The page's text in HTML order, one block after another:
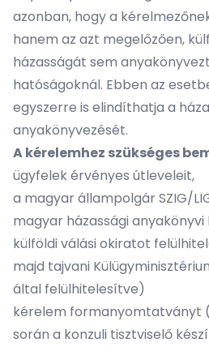
azonban, hogy a
hanem az azt megelőzően,
házasságát sem
hatóságoknál. Ebben az
egyszerre is elindíthatja a
anyakönyvezését.
A kérelemhez szükséges
ügyfelek érvényes útleveleit,
a magyar állampolgár SZIG/
magyar házassági
külföldi válási okiratot
majd tajvani
által felülhitelesítve)
kérelem formanyomtatványt
során a konzuli tisztviselő